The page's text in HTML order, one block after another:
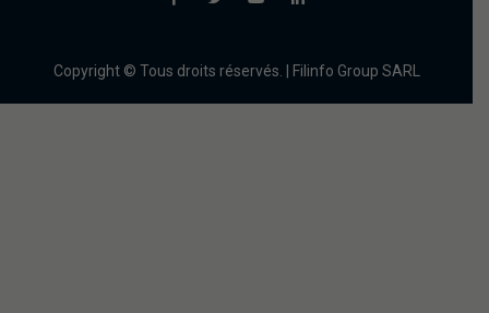
Copyright © Tous droits réservés. | Filinfo Group SARL